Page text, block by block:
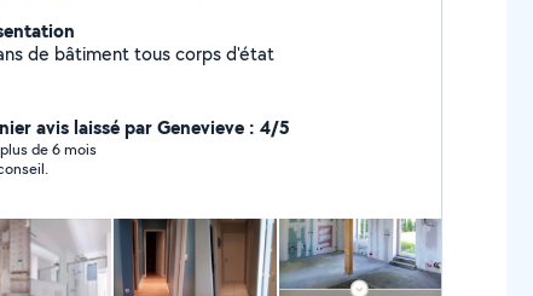
de bâtiment tous corps d'état
avis laissé par Genevieve : 4/5
de 6 mois